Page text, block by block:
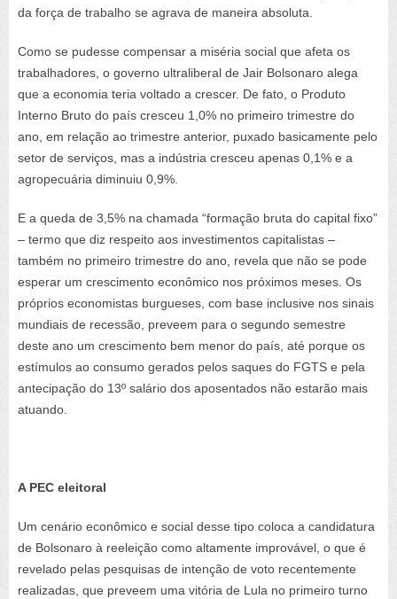
da força de trabalho se agrava de maneira absoluta.
Como se pudesse compensar a miséria social que afeta os
trabalhadores, o governo ultraliberal de Jair Bolsonaro alega
que a economia teria voltado a crescer. De fato, o Produto
Interno Bruto do país cresceu 1,0% no primeiro trimestre do
ano, em relação ao trimestre anterior, puxado basicamente pelo
setor de serviços, mas a indústria cresceu apenas 0,1% e a
agropecuária diminuiu 0,9%.
E a queda de 3,5% na chamada “formação bruta do capital fixo”
– termo que diz respeito aos investimentos capitalistas –
também no primeiro trimestre do ano, revela que não se pode
esperar um crescimento econômico nos próximos meses. Os
próprios economistas burgueses, com base inclusive nos sinais
mundiais de recessão, preveem para o segundo semestre
deste ano um crescimento bem menor do país, até porque os
estímulos ao consumo gerados pelos saques do FGTS e pela
antecipação do 13º salário dos aposentados não estarão mais
atuando.
A PEC eleitoral
Um cenário econômico e social desse tipo coloca a candidatura
de Bolsonaro à reeleição como altamente improvável, o que é
revelado pelas pesquisas de intenção de voto recentemente
realizadas, que preveem uma vitória de Lula no primeiro turno